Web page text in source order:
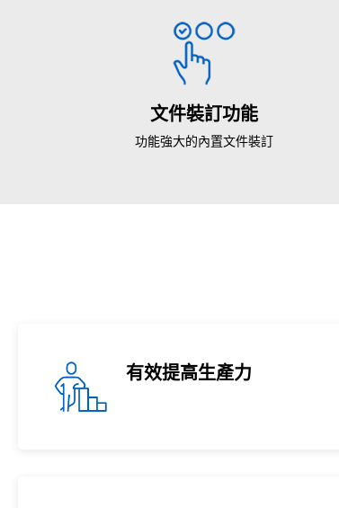
文件裝訂功能
功能強大的內置文件裝訂
有效提高生產力